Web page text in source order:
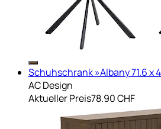
Schuhschrank »Albany 71.6 x
AC Design
Aktueller Preis78.90 CHF